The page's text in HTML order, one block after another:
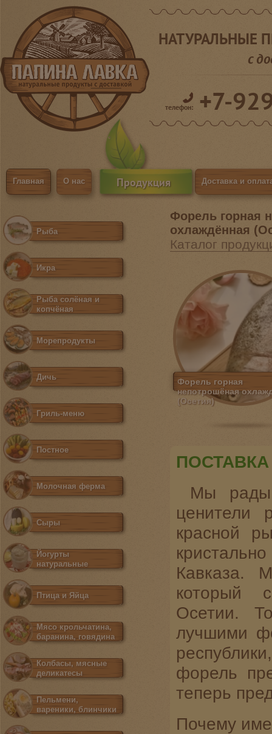
Главная О нас Продукция Доставка и
НАТУРАЛЬНЫЕ
с
телефон: +7-
Форель горная
охлаждённая
Каталог
Форель горная
непотрошёная
(Осетия)
ПОСТАВКА
Мы рады
ценители
красной
Кавказа.
который
Осетии.
лучшими
форель
теперь
Почему
Рыба
Икра
Рыба солёная и
копчёная
Морепродукты
Дичь
Гриль-меню
Постное
Молочная ферма
Сыры
Йогурты
натуральные
Птица и Яйца
Мясо крольчатина,
баранина, говядина
Колбасы, мясные
деликатесы
Пельмени,
вареники, блинчики